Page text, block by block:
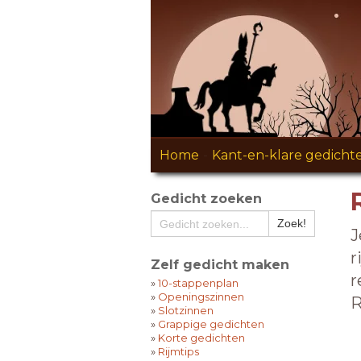
Home Kant-en-klare
Gedicht zoeken
Zelf gedicht maken
»10-stappenplan
» Openingszinnen
» Slotzinnen
» Grappige gedichten
» Korte gedichten
» Rijmtips